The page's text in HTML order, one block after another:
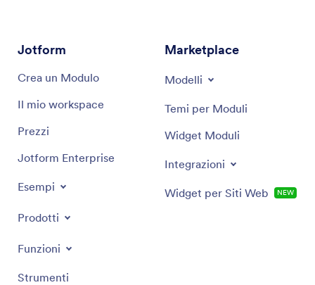
Jotform
Crea un Modulo
Il mio workspace
Prezzi
Jotform Enterprise
Esempi
Prodotti
Funzioni
Strumenti
Marketplace
Modelli
Temi per Moduli
Widget Moduli
Integrazioni
Widget per Siti Web NEW